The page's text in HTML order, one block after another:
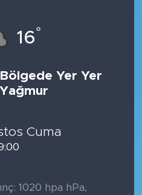
16°
Yer Yer
Cuma
1020 hpa hPa,